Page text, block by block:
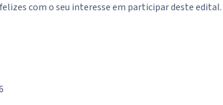
com o seu interesse em participar deste